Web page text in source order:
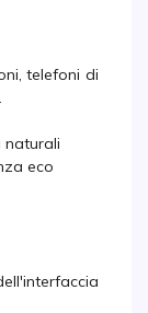
telefoni di
naturali
eco